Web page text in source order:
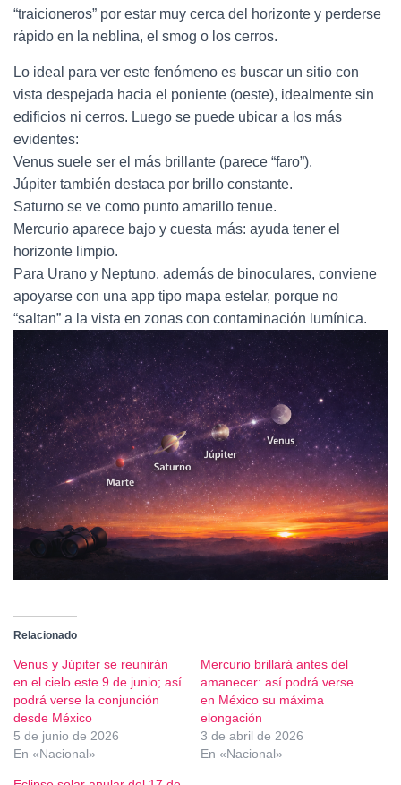
“traicioneros” por estar muy cerca del horizonte y perderse
rápido en la neblina, el smog o los cerros.
Lo ideal para ver este fenómeno es buscar un sitio con
vista despejada hacia el poniente (oeste), idealmente sin
edificios ni cerros. Luego se puede ubicar a los más
evidentes:
Venus suele ser el más brillante (parece “faro”).
Júpiter también destaca por brillo constante.
Saturno se ve como punto amarillo tenue.
Mercurio aparece bajo y cuesta más: ayuda tener el
horizonte limpio.
Para Urano y Neptuno, además de binoculares, conviene
apoyarse con una app tipo mapa estelar, porque no
“saltan” a la vista en zonas con contaminación lumínica.
Relacionado
Venus y Júpiter se reunirán
en el cielo este 9 de junio; así
podrá verse la conjunción
desde México
5 de junio de 2026
En «Nacional»
Mercurio brillará antes del
amanecer: así podrá verse
en México su máxima
elongación
3 de abril de 2026
En «Nacional»